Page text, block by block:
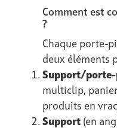
Comment est
?
Chaque porte-
deux éléments
Support/porte-
multiclip,
produits en
Support (en